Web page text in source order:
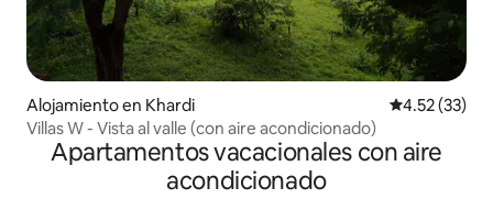
Alojamiento en Khardi Calificación
4.52 (33)
Villas W - Vista al valle (con aire acondicionado)
Apartamentos vacacionales con aire
acondicionado